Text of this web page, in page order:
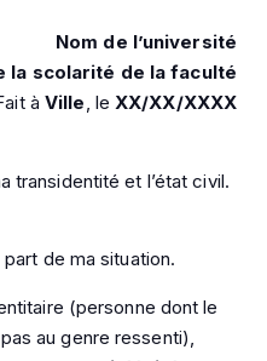
Nom de l’université
la scolarité de la faculté
à Ville, le XX/XX/XXXX
transidentité et l’état civil.
de ma situation.
(personne dont le
au genre ressenti),